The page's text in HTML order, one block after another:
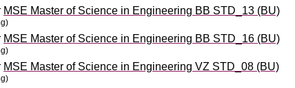
MSE Master of Science in Engineering BB STD_13 (BU)
MSE Master of Science in Engineering BB STD_16 (BU)
MSE Master of Science in Engineering VZ STD_08 (BU)